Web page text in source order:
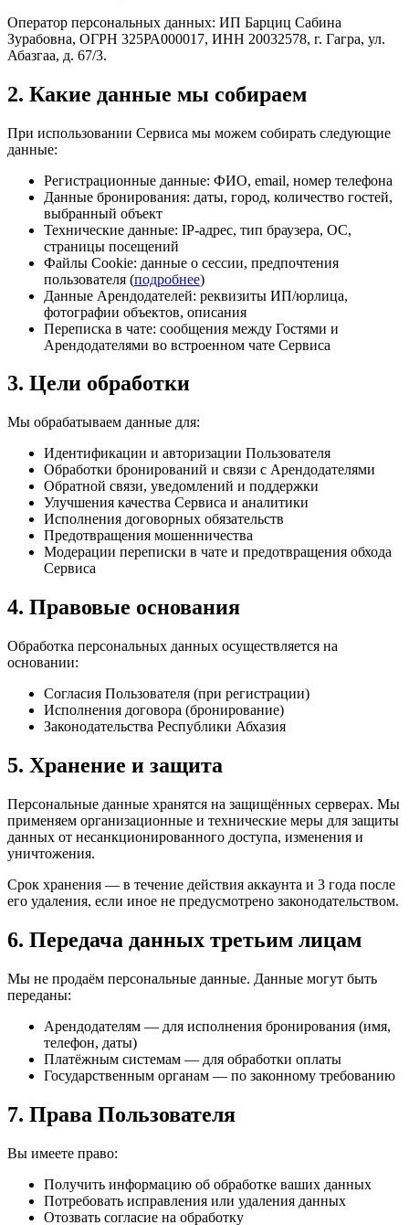
Оператор персональных данных: ИП Барциц Сабина
Зурабовна, ОГРН 325РА000017, ИНН 20032578, г. Гагра, ул.
Абазгаа, д. 67/3.
2. Какие данные мы собираем
При использовании Сервиса мы можем собирать следующие
данные:
Регистрационные данные: ФИО, email, номер телефона
Данные бронирования: даты, город, количество гостей,
выбранный объект
Технические данные: IP-адрес, тип браузера, ОС,
страницы посещений
Файлы Cookie: данные о сессии, предпочтения
пользователя (подробнее)
Данные Арендодателей: реквизиты ИП/юрлица,
фотографии объектов, описания
Переписка в чате: сообщения между Гостями и
Арендодателями во встроенном чате Сервиса
3. Цели обработки
Мы обрабатываем данные для:
Идентификации и авторизации Пользователя
Обработки бронирований и связи с Арендодателями
Обратной связи, уведомлений и поддержки
Улучшения качества Сервиса и аналитики
Исполнения договорных обязательств
Предотвращения мошенничества
Модерации переписки в чате и предотвращения обхода
Сервиса
4. Правовые основания
Обработка персональных данных осуществляется на
основании:
Согласия Пользователя (при регистрации)
Исполнения договора (бронирование)
Законодательства Республики Абхазия
5. Хранение и защита
Персональные данные хранятся на защищённых серверах. Мы
применяем организационные и технические меры для защиты
данных от несанкционированного доступа, изменения и
уничтожения.
Срок хранения — в течение действия аккаунта и 3 года после
его удаления, если иное не предусмотрено законодательством.
6. Передача данных третьим лицам
Мы не продаём персональные данные. Данные могут быть
переданы:
Арендодателям — для исполнения бронирования (имя,
телефон, даты)
Платёжным системам — для обработки оплаты
Государственным органам — по законному требованию
7. Права Пользователя
Вы имеете право:
Получить информацию об обработке ваших данных
Потребовать исправления или удаления данных
Отозвать согласие на обработку